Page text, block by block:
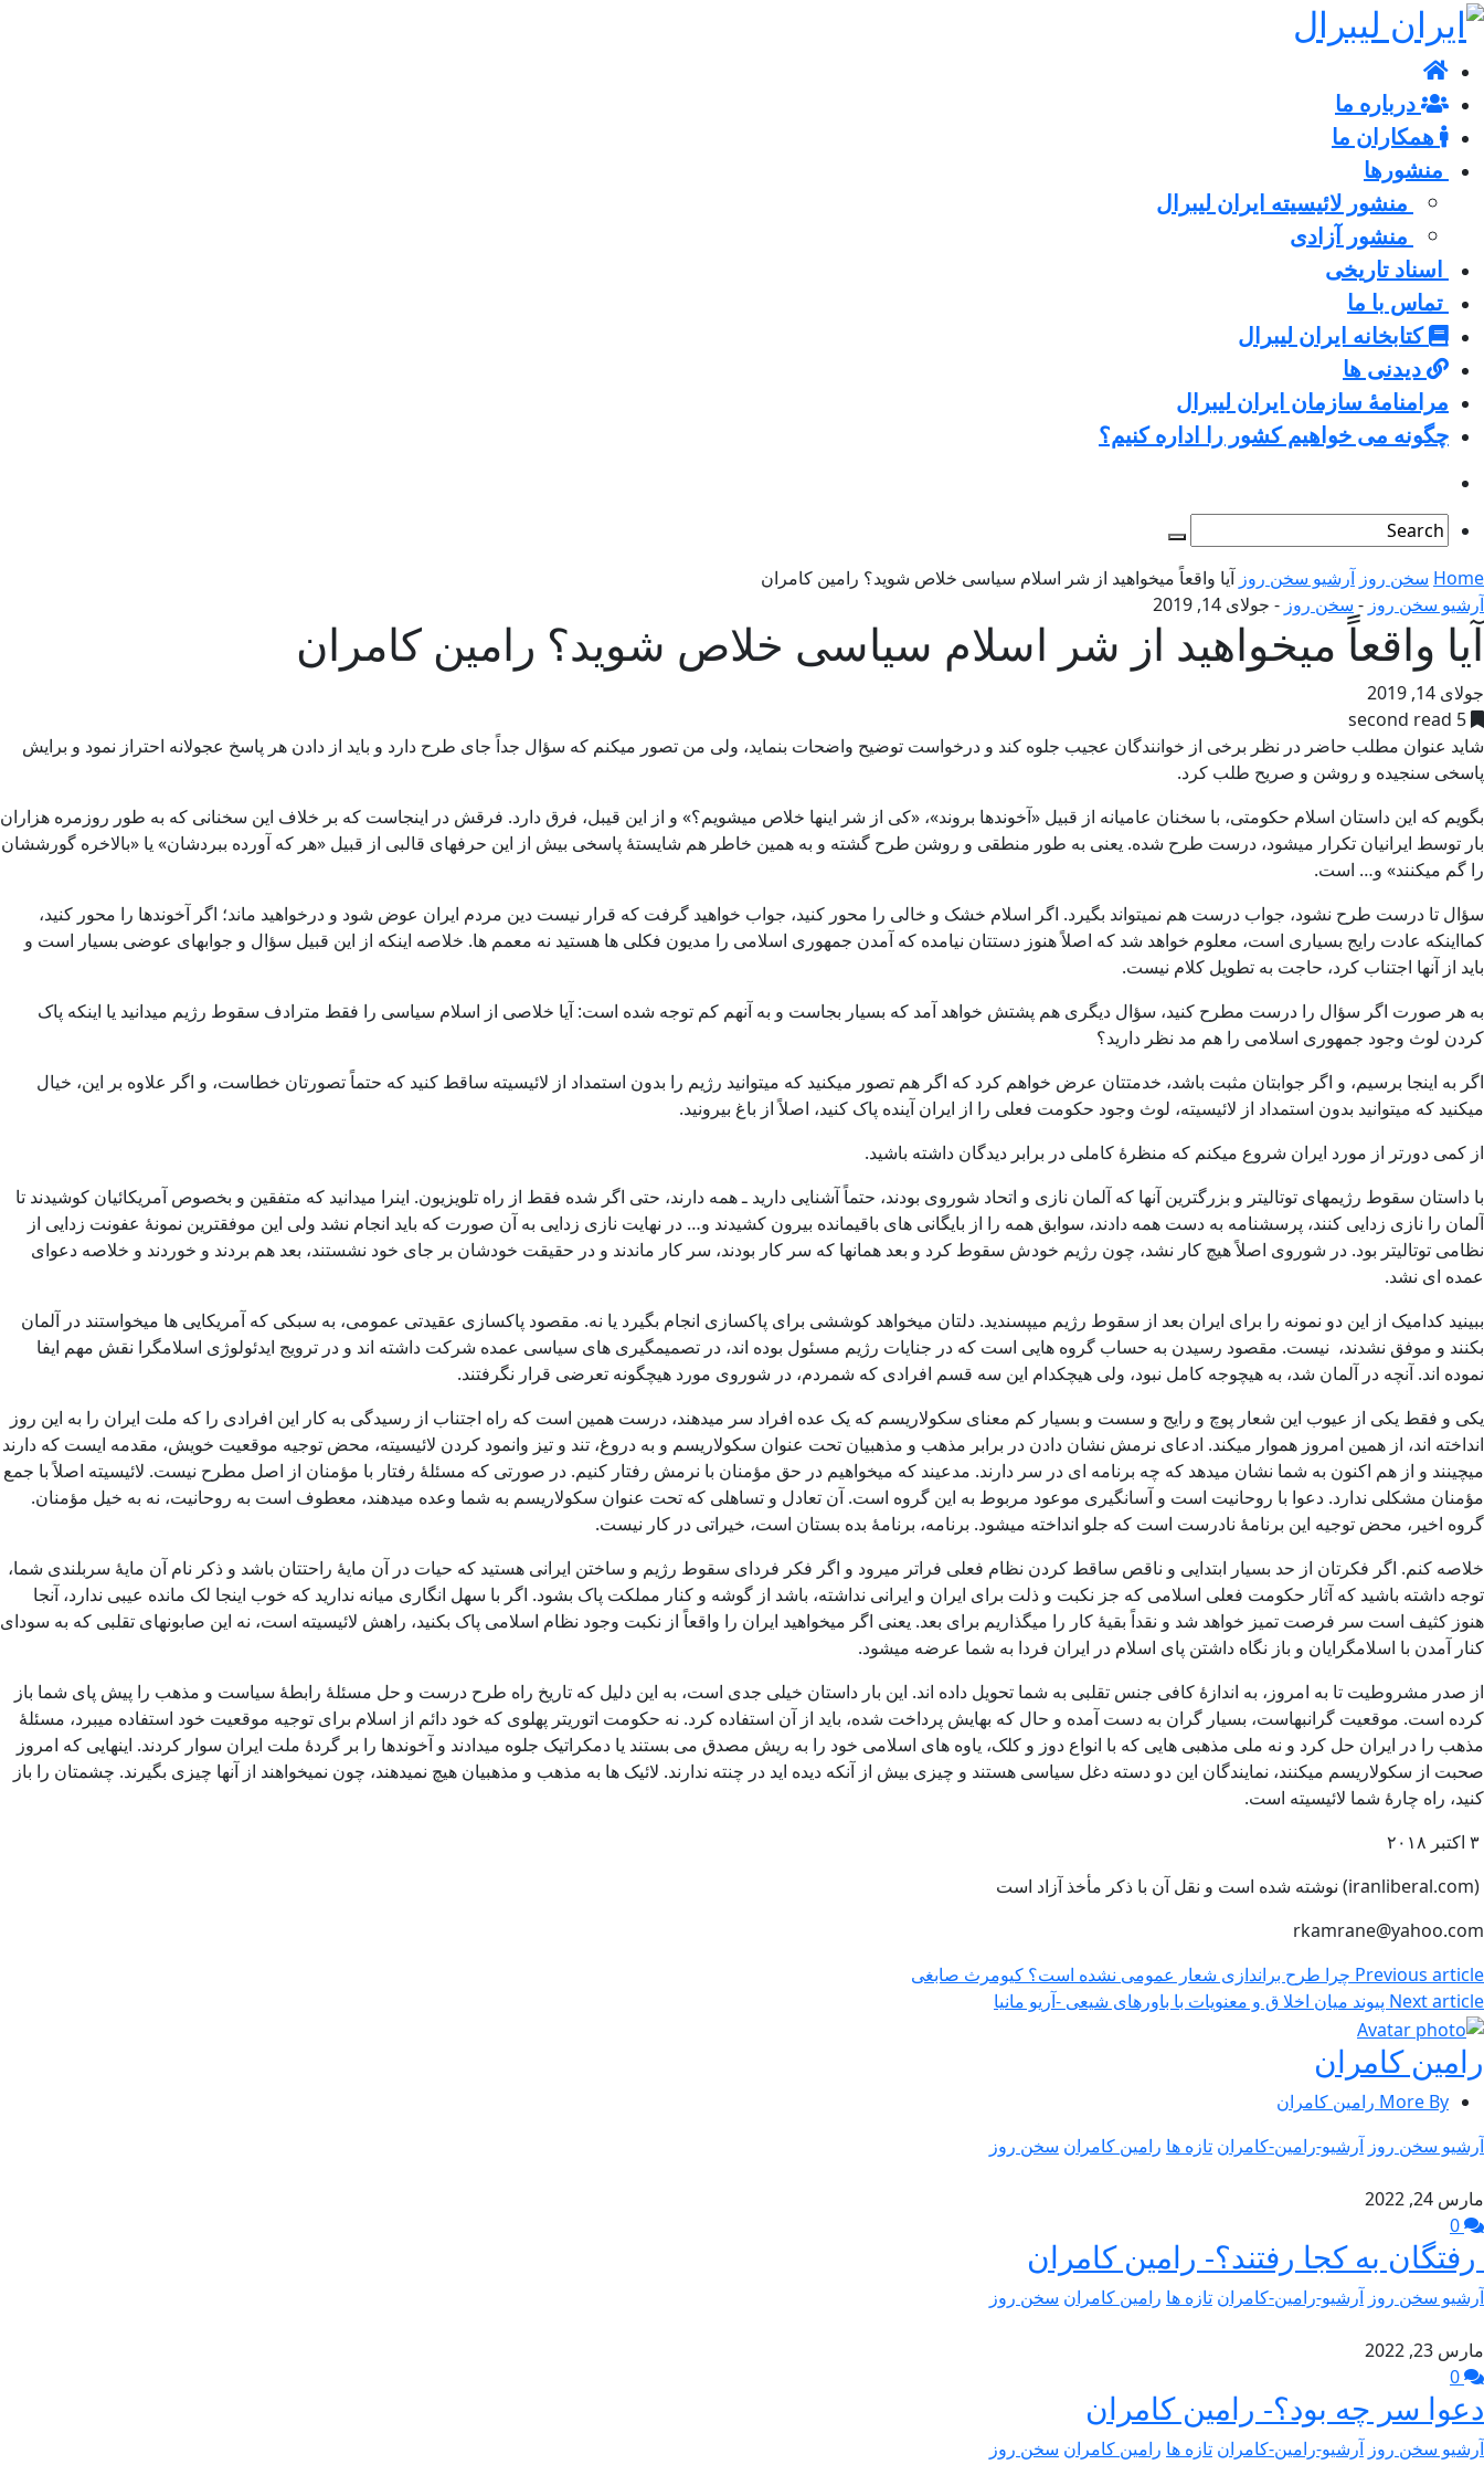
درباره ما
همکاران ما
منشورها
منشور لائیسیته ایران لیبرال
منشور آزادی
اسناد تاریخی
تماس با ما
کتابخانه ایران لیبرال
دیدنی ها
مرامنامۀ سازمان ایران لیبرال
چگونه می خواهیم کشور را اداره کنیم؟
Home سخن روز آرشیو سخن روز آیا واقعاً میخواهید از شر اسلام سیاسی خلاص شوید؟ رامین کامران
آرشیو سخن روز - سخن روز - جولای 14, 2019
آیا واقعاً میخواهید از شر اسلام سیاسی خلاص شوید؟ رامین کامران
جولای 14, 2019
5 second read
شاید عنوان مطلب حاضر در نظر برخی از خوانندگان عجیب جلوه کند و درخواست توضیح واضحات بنماید، ولی من تصور میکنم که سؤال جداً جای طرح دارد و باید از دادن هر پاسخ عجولانه احتراز نمود و برایش
پاسخی سنجیده و روشن و صریح طلب کرد.
بگویم که این داستان اسلام حکومتی، با سخنان عامیانه از قبیل «آخوندها بروند»، «کی از شر اینها خلاص میشویم؟» و از این قیبل، فرق دارد. فرقش در اینجاست که بر خلاف این سخنانی که به طور روزمره هزاران
بار توسط ایرانیان تکرار میشود، درست طرح شده. یعنی به طور منطقی و روشن طرح گشته و به همین خاطر هم شایستۀ پاسخی بیش از این حرفهای قالبی از قبیل «هر که آورده ببردشان» یا «بالاخره گورششان
را گم میکنند» و… است.
سؤال تا درست طرح نشود، جواب درست هم نمیتواند بگیرد. اگر اسلام خشک و خالی را محور کنید، جواب خواهید گرفت که قرار نیست دین مردم ایران عوض شود و درخواهید ماند؛ اگر آخوندها را محور کنید،
کمااینکه عادت رایج بسیاری است، معلوم خواهد شد که اصلاً هنوز دستتان نیامده که آمدن جمهوری اسلامی را مدیون فکلی ها هستید نه معمم ها. خلاصه اینکه از این قبیل سؤال و جوابهای عوضی بسیار است و
باید از آنها اجتناب کرد، حاجت به تطویل کلام نیست.
به هر صورت اگر سؤال را درست مطرح کنید، سؤال دیگری هم پشتش خواهد آمد که بسیار بجاست و به آنهم کم توجه شده است: آیا خلاصی از اسلام سیاسی را فقط مترادف سقوط رژیم میدانید یا اینکه پاک
کردن لوث وجود جمهوری اسلامی را هم مد نظر دارید؟
اگر به اینجا برسیم، و اگر جوابتان مثبت باشد، خدمتتان عرض خواهم کرد که اگر هم تصور میکنید که میتوانید رژیم را بدون استمداد از لائیسیته ساقط کنید که حتماً تصورتان خطاست، و اگر علاوه بر این، خیال
میکنید که میتوانید بدون استمداد از لائیسیته، لوث وجود حکومت فعلی را از ایران آینده پاک کنید، اصلاً از باغ بیرونید.
از کمی دورتر از مورد ایران شروع میکنم که منظرۀ کاملی در برابر دیدگان داشته باشید.
با داستان سقوط رژیمهای توتالیتر و بزرگترین آنها که آلمان نازی و اتحاد شوروی بودند، حتماً آشنایی دارید ـ همه دارند، حتی اگر شده فقط از راه تلویزیون. اینرا میدانید که متفقین و بخصوص آمریکائیان کوشیدند تا
آلمان را نازی زدایی کنند، پرسشنامه به دست همه دادند، سوابق همه را از بایگانی های باقیمانده بیرون کشیدند و… در نهایت نازی زدایی به آن صورت که باید انجام نشد ولی این موفقترین نمونۀ عفونت زدایی از
نظامی توتالیتر بود. در شوروی اصلاً هیچ کار نشد، چون رژیم خودش سقوط کرد و بعد همانها که سر کار بودند، سر کار ماندند و در حقیقت خودشان بر جای خود نشستند، بعد هم بردند و خوردند و خلاصه دعوای
عمده ای نشد.
ببینید کدامیک از این دو نمونه را برای ایران بعد از سقوط رژیم میپسندید. دلتان میخواهد کوششی برای پاکسازی انجام بگیرد یا نه. مقصود پاکسازی عقیدتی عمومی، به سبکی که آمریکایی ها میخواستند در آلمان
بکنند و موفق نشدند، نیست. مقصود رسیدن به حساب گروه هایی است که در جنایات رژیم مسئول بوده اند، در تصمیمگیری های سیاسی عمده شرکت داشته اند و در ترویج ایدئولوژی اسلامگرا نقش مهم ایفا
نموده اند. آنچه در آلمان شد، به هیچوجه کامل نبود، ولی هیچکدام این سه قسم افرادی که شمردم، در شوروی مورد هیچگونه تعرضی قرار نگرفتند.
یکی و فقط یکی از عیوب این شعار پوچ و رایج و سست و بسیار کم معنای سکولاریسم که یک عده افراد سر میدهند، درست همین است که راه اجتناب از رسیدگی به کار این افرادی را که ملت ایران را به این روز
انداخته اند، از همین امروز هموار میکند. ادعای نرمش نشان دادن در برابر مذهب و مذهبیان تحت عنوان سکولاریسم و به دروغ، تند و تیز وانمود کردن لائیسیته، محض توجیه موقعیت خویش، مقدمه ایست که دارند
میچینند و از هم اکنون به شما نشان میدهد که چه برنامه ای در سر دارند. مدعیند که میخواهیم در حق مؤمنان با نرمش رفتار کنیم. در صورتی که مسئلۀ رفتار با مؤمنان از اصل مطرح نیست. لائیسیته اصلاً با جمع
مؤمنان مشکلی ندارد. دعوا با روحانیت است و آسانگیری موعود مربوط به این گروه است. آن تعادل و تساهلی که تحت عنوان سکولاریسم به شما وعده میدهند، معطوف است به روحانیت، نه به خیل مؤمنان.
گروه اخیر، محض توجیه این برنامۀ نادرست است که جلو انداخته میشود. برنامه، برنامۀ بده بستان است، خیراتی در کار نیست.
خلاصه کنم. اگر فکرتان از حد بسیار ابتدایی و ناقص ساقط کردن نظام فعلی فراتر میرود و اگر فکر فردای سقوط رژیم و ساختن ایرانی هستید که حیات در آن مایۀ راحتتان باشد و ذکر نام آن مایۀ سربلندی شما،
توجه داشته باشید که آثار حکومت فعلی اسلامی که جز نکبت و ذلت برای ایران و ایرانی نداشته، باشد از گوشه و کنار مملکت پاک بشود. اگر با سهل انگاری میانه ندارید که خوب اینجا لک مانده عیبی ندارد، آنجا
هنوز کثیف است سر فرصت تمیز خواهد شد و نقداً بقیۀ کار را میگذاریم برای بعد. یعنی اگر میخواهید ایران را واقعاً از نکبت وجود نظام اسلامی پاک بکنید، راهش لائیسیته است، نه این صابونهای تقلبی که به سودای
کنار آمدن با اسلامگرایان و باز نگاه داشتن پای اسلام در ایران فردا به شما عرضه میشود.
از صدر مشروطیت تا به امروز، به اندازۀ کافی جنس تقلبی به شما تحویل داده اند. این بار داستان خیلی جدی است، به این دلیل که تاریخ راه طرح درست و حل مسئلۀ رابطۀ سیاست و مذهب را پیش پای شما باز
کرده است. موقعیت گرانبهاست، بسیار گران به دست آمده و حال که بهایش پرداخت شده، باید از آن استفاده کرد. نه حکومت اتوریتر پهلوی که خود دائم از اسلام برای توجیه موقعیت خود استفاده میبرد، مسئلۀ
مذهب را در ایران حل کرد و نه ملی مذهبی هایی که با انواع دوز و کلک، یاوه های اسلامی خود را به ریش مصدق می بستند یا دمکراتیک جلوه میدادند و آخوندها را بر گردۀ ملت ایران سوار کردند. اینهایی که امروز
صحبت از سکولاریسم میکنند، نمایندگان این دو دسته دغل سیاسی هستند و چیزی بیش از آنکه دیده اید در چنته ندارند. لائیک ها به مذهب و مذهبیان هیچ نمیدهند، چون نمیخواهند از آنها چیزی بگیرند. چشمتان را باز
کنید، راه چارۀ شما لائیسیته است.
(iranliberal.com) نوشته شده است و نقل آن با ذکر مأخذ آزاد است
rkamrane@yahoo.com
Previous article چرا طرح براندازی شعار عمومی نشده است؟ کیومرث صابغی
Next article پیوند میان اخلا ق و معنویات با باورهای شیعی -آریو مانیا
رامین کامران
More By رامین کامران
آرشیو سخن روز آرشیو-رامین-کامران تازه ها رامین کامران سخن روز
مارس 24, 2022
رفتگان به کجا رفتند؟- رامین کامران
آرشیو سخن روز آرشیو-رامین-کامران تازه ها رامین کامران سخن روز
مارس 23, 2022
دعوا سر چه بود؟- رامین کامران
آرشیو سخن روز آرشیو-رامین-کامران تازه ها رامین کامران سخن روز